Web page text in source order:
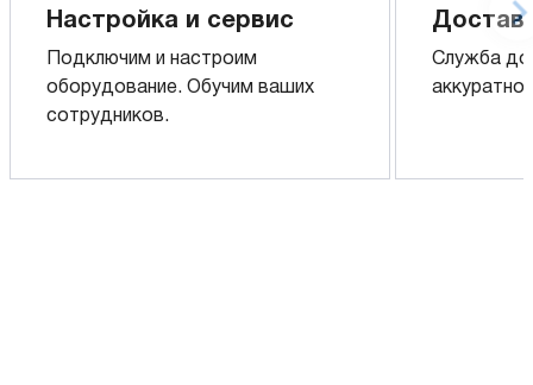
Настройка и сервис
Подключим и настроим
оборудование. Обучим ваших
сотрудников.
Служба
аккуратно